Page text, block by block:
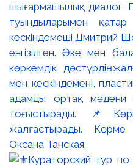
шығармашылық диалог.
туындыларымен қатар
кескіндемеші Дмитрий
енгізілген. Әке мен
көркемдік дәстүрдің
мен кескіндемені,
адамды ортақ мәдени
тоғыстырады.
жалғастырады.
Оксана Танская.